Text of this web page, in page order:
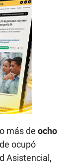
más de ocho
ocupó
Asistencial,